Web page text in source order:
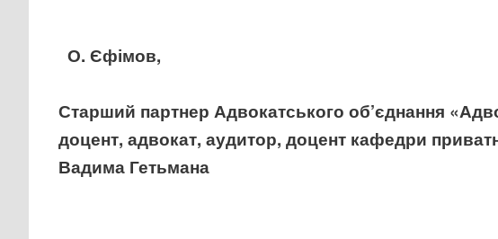
О. Єфімов,
Старший партнер Адвокатського об’єднання
доцент, адвокат, аудитор, доцент кафедри
Вадима Гетьмана